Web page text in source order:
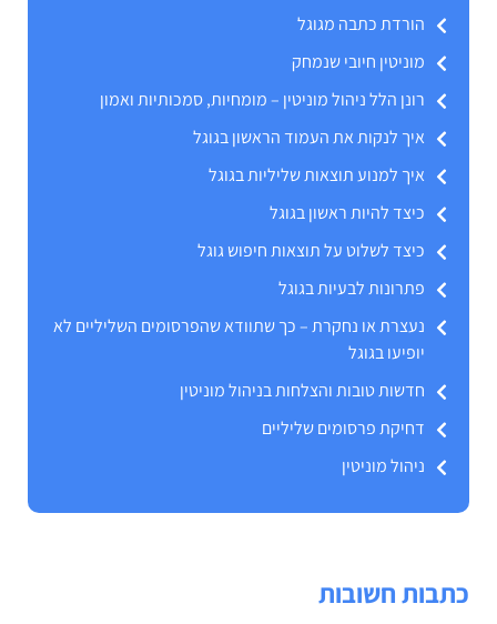
הורדת כתבה מגוגל
מוניטין חיובי שנמחק
רונן הלל ניהול מוניטין – מומחיות, סמכותיות ואמון
איך לנקות את העמוד הראשון בגוגל
איך למנוע תוצאות שליליות בגוגל
כיצד להיות ראשון בגוגל
כיצד לשלוט על תוצאות חיפוש גוגל
פתרונות לבעיות בגוגל
נעצרת או נחקרת – כך שתוודא שהפרסומים השליליים לא
יופיעו בגוגל
חדשות טובות והצלחות בניהול מוניטין
דחיקת פרסומים שליליים
ניהול מוניטין
כתבות חשובות